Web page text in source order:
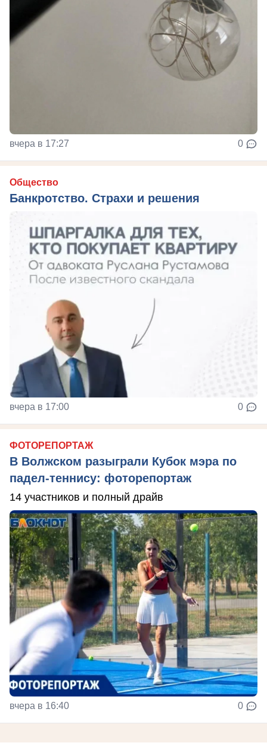
вчера в 17:27 0
Общество
Банкротство. Страхи и решения
вчера в 17:00 0
ФОТОРЕПОРТАЖ
В Волжском разыграли Кубок мэра по
падел-теннису: фоторепортаж
14 участников и полный драйв
вчера в 16:40 0